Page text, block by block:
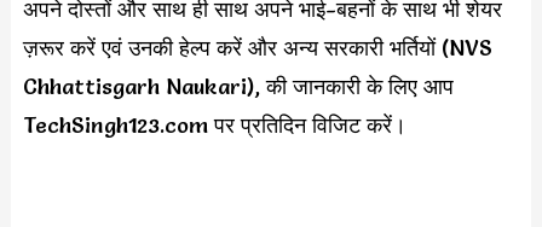
अपने दोस्तों और साथ ही साथ अपने भाई-बहनों के साथ भी शेयर
ज़रूर करें एवं उनकी हेल्प करें और अन्य सरकारी भर्तियों (NVS
Chhattisgarh Naukari), की जानकारी के लिए आप
TechSingh123.com पर प्रतिदिन विजिट करें।